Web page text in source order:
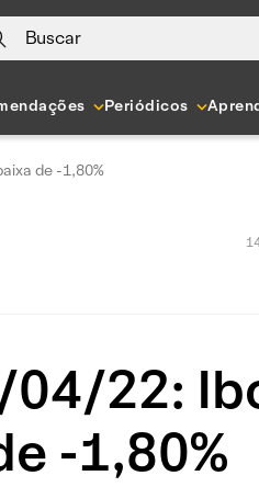
Buscar
Periódicos
de -1,80%
04/22:
-1,80%